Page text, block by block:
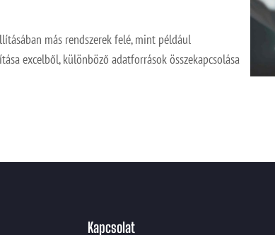
más rendszerek felé, mint például
excelből, különböző adatforrások összekapcsolása
Kapcsolat